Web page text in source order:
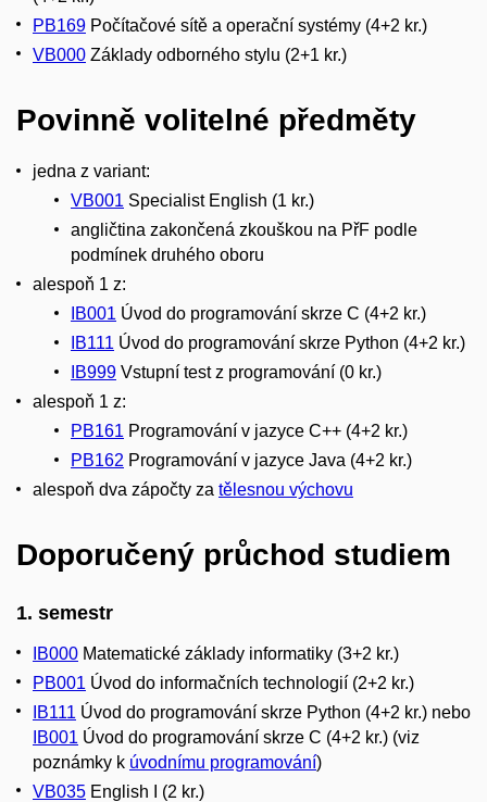
PB169 Počítačové sítě a operační systémy (4+2 kr.)
VB000 Základy odborného stylu (2+1 kr.)
Povinně volitelné předměty
jedna z variant:
VB001 Specialist English (1 kr.)
angličtina zakončená zkouškou na PřF podle
podmínek druhého oboru
alespoň 1 z:
IB001 Úvod do programování skrze C (4+2 kr.)
IB111 Úvod do programování skrze Python (4+2 kr.)
IB999 Vstupní test z programování (0 kr.)
alespoň 1 z:
PB161 Programování v jazyce C++ (4+2 kr.)
PB162 Programování v jazyce Java (4+2 kr.)
alespoň dva zápočty za tělesnou výchovu
Doporučený průchod studiem
1. semestr
IB000 Matematické základy informatiky (3+2 kr.)
PB001 Úvod do informačních technologií (2+2 kr.)
IB111 Úvod do programování skrze Python (4+2 kr.) nebo
IB001 Úvod do programování skrze C (4+2 kr.) (viz
poznámky k úvodnímu programování)
VB035 English I (2 kr.)